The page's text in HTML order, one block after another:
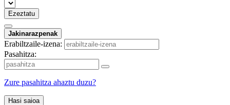
Ezeztatu
Jakinarazpenak
Erabiltzaile-izena:
Pasahitza:
Zure pasahitza ahaztu duzu?
Hasi saioa